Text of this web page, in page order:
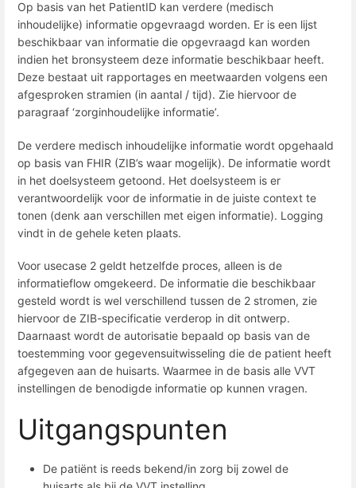
Op basis van het PatientID kan verdere (medisch
inhoudelijke) informatie opgevraagd worden. Er is een lijst
beschikbaar van informatie die opgevraagd kan worden
indien het bronsysteem deze informatie beschikbaar heeft.
Deze bestaat uit rapportages en meetwaarden volgens een
afgesproken stramien (in aantal / tijd). Zie hiervoor de
paragraaf ‘zorginhoudelijke informatie’.
De verdere medisch inhoudelijke informatie wordt opgehaald
op basis van FHIR (ZIB’s waar mogelijk). De informatie wordt
in het doelsysteem getoond. Het doelsysteem is er
verantwoordelijk voor de informatie in de juiste context te
tonen (denk aan verschillen met eigen informatie). Logging
vindt in de gehele keten plaats.
Voor usecase 2 geldt hetzelfde proces, alleen is de
informatieflow omgekeerd. De informatie die beschikbaar
gesteld wordt is wel verschillend tussen de 2 stromen, zie
hiervoor de ZIB-specificatie verderop in dit ontwerp.
Daarnaast wordt de autorisatie bepaald op basis van de
toestemming voor gegevensuitwisseling die de patient heeft
afgegeven aan de huisarts. Waarmee in de basis alle VVT
instellingen de benodigde informatie op kunnen vragen.
Uitgangspunten
De patiënt is reeds bekend/in zorg bij zowel de